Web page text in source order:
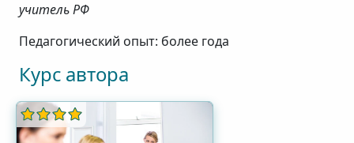
учитель РФ
Педагогический опыт: более года
Курс автора